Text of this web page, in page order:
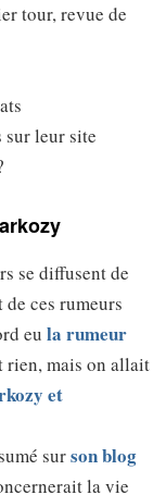
tour, revue de
leur site
se diffusent de
ces rumeurs
eu la rumeur
rien, mais on allait
et
surson blog
la vie